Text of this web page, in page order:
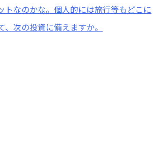
トなのかな。個人的には旅行等もどこに
次の投資に備えますか。